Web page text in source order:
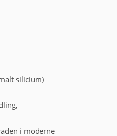
silicium)
i moderne